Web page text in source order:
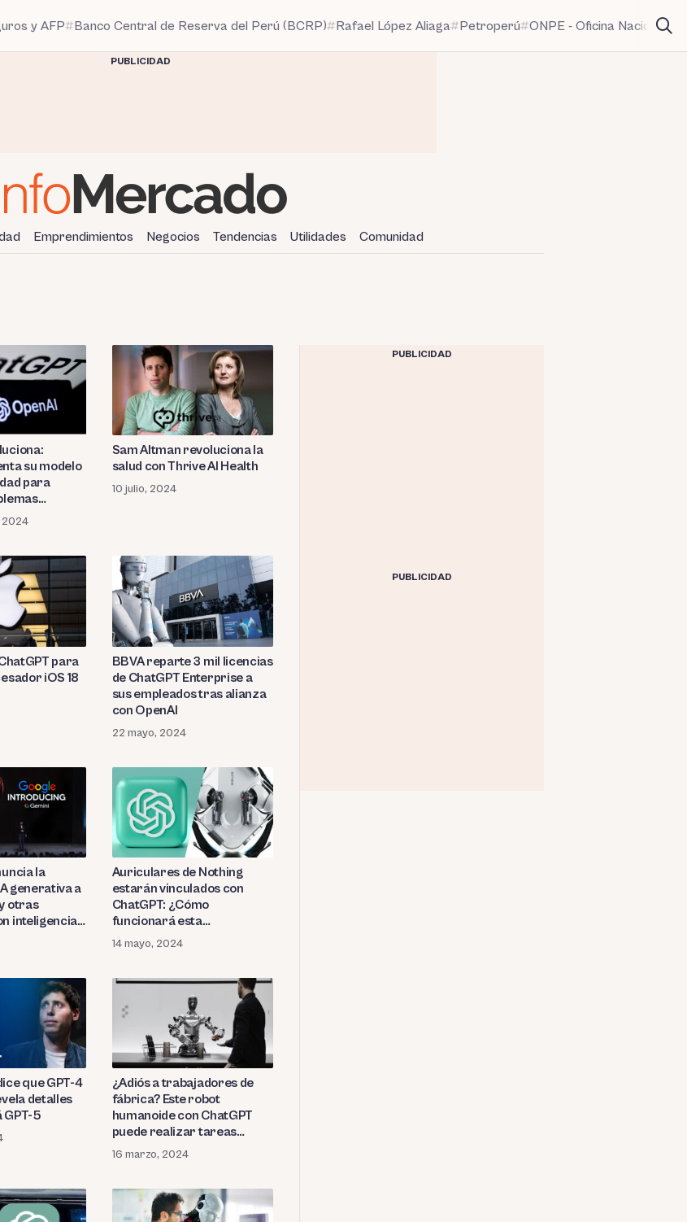
y AFP Banco Central de Reserva del Perú (BCRP) Rafael López Aliaga Petroperú ONPE - Oficina Nacional
PUBLICIDAD
Emprendimientos Negocios Tendencias Utilidades Comunidad
su modelo
para
2024
Sam Altman revoluciona la
salud con Thrive AI Health
10 julio, 2024
para
iOS 18
BBVA reparte 3 mil licencias
de ChatGPT Enterprise a
sus empleados tras alianza
con OpenAI
22 mayo, 2024
la
generativa a
otras
inteligencia
Auriculares de Nothing
estarán vinculados con
ChatGPT: ¿Cómo
funcionará esta
integración?
14 mayo, 2024
que GPT-4
detalles
GPT-5
¿Adiós a trabajadores de
fábrica? Este robot
humanoide con ChatGPT
puede realizar tareas
complejas
16 marzo, 2024
PUBLICIDAD
PUBLICIDAD